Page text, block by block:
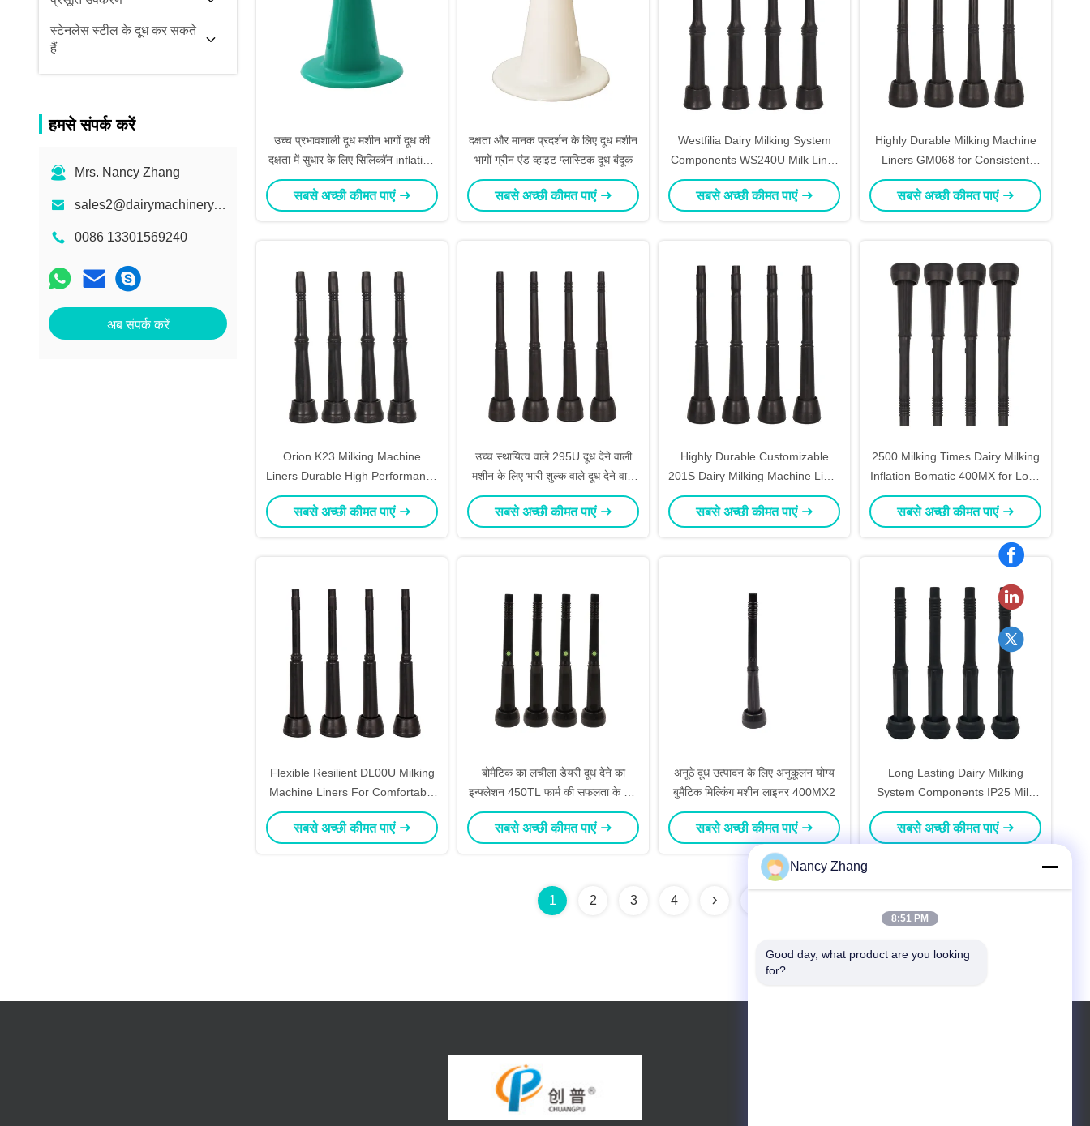
स्टेनलेस स्टील के दूध कर सकते
हैं
हमसे संपर्क करें
Mrs. Nancy Zhang
sales2@dairymachinery.cc
0086 13301569240
अब संपर्क करें
उच्च प्रभावशाली दूध मशीन भागों दूध की
दक्षता में सुधार के लिए सिलिकॉन inflation
plug
सबसे अच्छी कीमत पाएं
दक्षता और मानक प्रदर्शन के लिए दूध मशीन
भागों ग्रीन एंड व्हाइट प्लास्टिक दूध बंदूक
सबसे अच्छी कीमत पाएं
Westfilia Dairy Milking System
Components WS240U Milk Liner
And Hygienic Milking Proces
सबसे अच्छी कीमत पाएं
Highly Durable Milking Machine
Liners GM068 for Consistent
Dairy Production
सबसे अच्छी कीमत पाएं
Orion K23 Milking Machine
Liners Durable High Performance
For Maximum Milking Operations
सबसे अच्छी कीमत पाएं
उच्च स्थायित्व वाले 295U दूध देने वाली
मशीन के लिए भारी शुल्क वाले दूध देने वाले
अनुप्रयोगों के लिए
सबसे अच्छी कीमत पाएं
Highly Durable Customizable
201S Dairy Milking Machine Liner
MW21U For Cow
सबसे अच्छी कीमत पाएं
2500 Milking Times Dairy Milking
Inflation Bomatic 400MX for Long
Lasting Milking of Cows Dairy
Animals
सबसे अच्छी कीमत पाएं
Flexible Resilient DL00U Milking
Machine Liners For Comfortable
Milking Experience
सबसे अच्छी कीमत पाएं
बोमैटिक का लचीला डेयरी दूध देने का
इन्फ्लेशन 450TL फार्म की सफलता के लिए
सही समाधान
सबसे अच्छी कीमत पाएं
अनूठे दूध उत्पादन के लिए अनुकूलन योग्य
बुमैटिक मिल्किंग मशीन लाइनर 400MX2
सबसे अच्छी कीमत पाएं
Long Lasting Dairy Milking
System Components IP25 Milk
Liner For Milking Cows Animals
सबसे अच्छी कीमत पाएं
1 2 3 4
Nancy Zhang
8:51 PM
Good day, what product are you looking
for?